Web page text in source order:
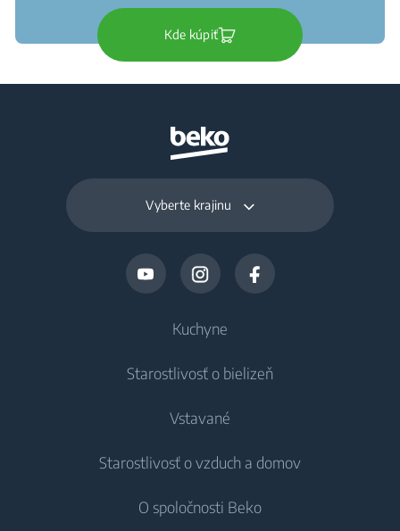
Kde kúpiť
Vyberte krajinu
Kuchyne
Chladničky
Mrazničky
Starostlivosť o bielizeň
Voľne stojace práčky
Vstavané práčky
Vstavané
Vstavané chladničky
Starostlivosť o vzduch a domov
Starostlivosť o vzduch
O spoločnosti Beko